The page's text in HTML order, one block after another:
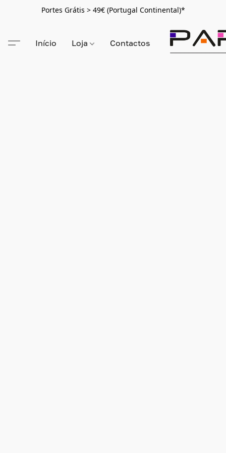
Portes Grátis > 49€ (Portugal Continental)*
Início Loja Contactos